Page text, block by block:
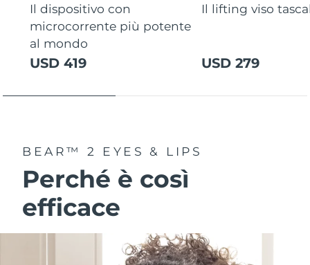
Il dispositivo con
microcorrente più potente
al mondo
USD 419
Il lifting viso
USD 279
BEAR™ 2 EYES & LIPS
Perché è così
efficace